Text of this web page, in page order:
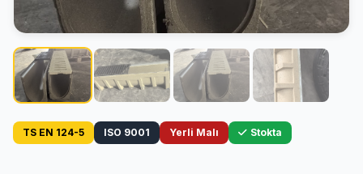
TS EN 124-5 ISO 9001 Yerli Malı Stokta